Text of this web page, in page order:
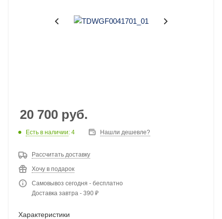
20 700 руб.
Есть в наличии: 4 Нашли дешевле?
Рассчитать доставку
Хочу в подарок
Самовывоз сегодня - бесплатно
Доставка завтра - 390 ₽
Характеристики